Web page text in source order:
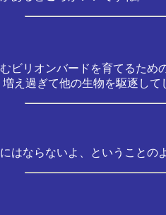
ビリオンバードを育てるため
え過ぎて他の生物を駆逐して
はならないよ、ということの